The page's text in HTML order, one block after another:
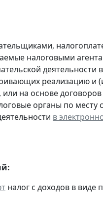
налоговыми
деятельности
реализацию и
на основе
органы по месту
в
налог с доходов в